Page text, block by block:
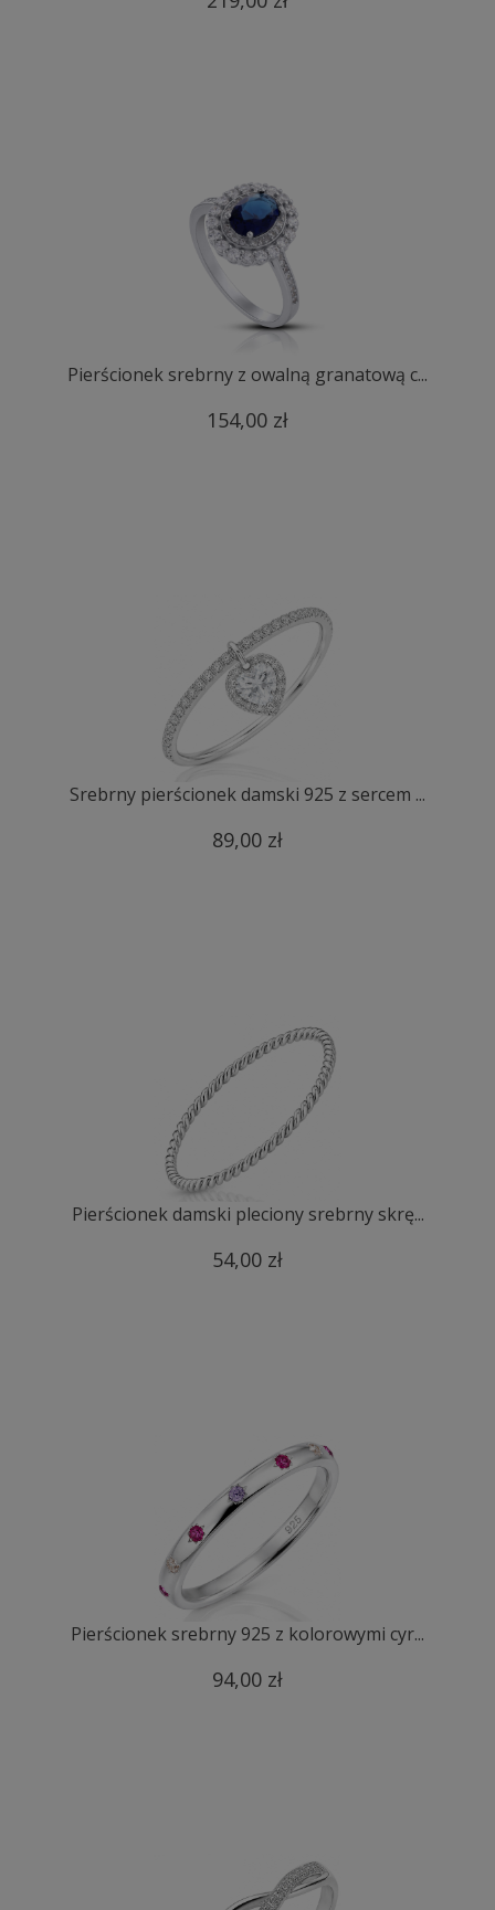
Pierścionek srebrny z owalną granatową c...
154,00 zł
Srebrny pierścionek damski 925 z sercem ...
89,00 zł
Pierścionek damski pleciony srebrny skrę...
54,00 zł
Pierścionek srebrny 925 z kolorowymi cyr...
94,00 zł